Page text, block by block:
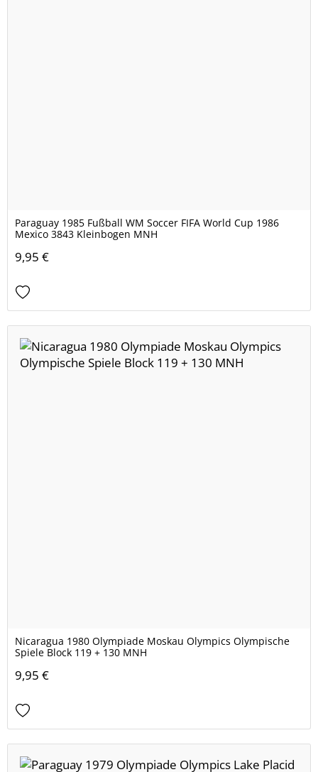
Paraguay 1985 Fußball WM Soccer FIFA World Cup 1986
Mexico 3843 Kleinbogen MNH
9,95 €
Nicaragua 1980 Olympiade Moskau Olympics Olympische
Spiele Block 119 + 130 MNH
9,95 €